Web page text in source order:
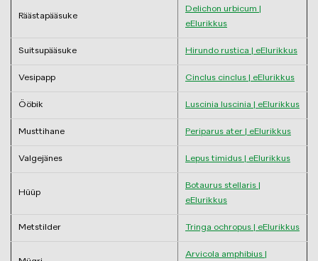
Räästapääsuke
Delichon urbicum |
eElurikkus
Suitsupääsuke Hirundo rustica | eElurikkus
Vesipapp Cinclus cinclus | eElurikkus
Ööbik Luscinia luscinia | eElurikkus
Musttihane Periparus ater | eElurikkus
Valgejänes Lepus timidus | eElurikkus
Hüüp
Botaurus stellaris |
eElurikkus
Metstilder Tringa ochropus | eElurikkus
Arvicola amphibius |